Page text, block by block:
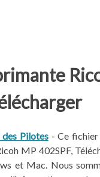
Pilotes- Ce fichier
MP 402SPF,
et Mac. Nous